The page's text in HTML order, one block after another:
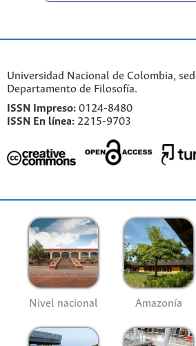
Universidad Nacional de Colombia,
Departamento de Filosofía.
ISSN Impreso: 0124-8480
ISSN En línea: 2215-9703
Nivel nacional Amazonía